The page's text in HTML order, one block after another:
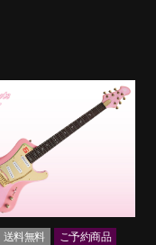
送料無料 ご予約商品